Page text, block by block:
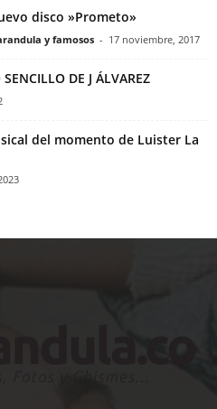
disco »Prometo»
y famosos - 17 noviembre, 2017
DE J ÁLVAREZ
del momento de Luister La